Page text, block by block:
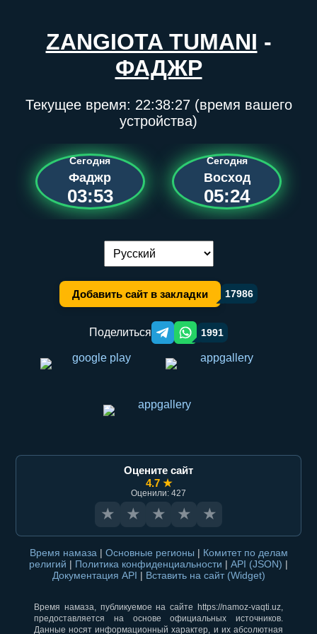
ZANGIOTA TUMANI -
ФАДЖР
Текущее время: 22:38:28(время вашего
устройства)
Сегодня
Фаджр
03:53
Сегодня
Восход
05:24
Переключение языка:
Добавить сайт в закладки 17986
Поделиться Telegram orqali ulashish
WhatsApp orqali ulashish
1991
Оцените сайт
4.7 ★
Оценили: 427
★ ★ ★ ★ ★
Время намаза | Основные регионы | Комитет по делам
религий | Политика конфиденциальности | API (JSON) |
Документация API | Вставить на сайт (Widget)
Время намаза, публикуемое на сайте https://namoz-vaqti.uz,
предоставляется на основе официальных источников.
Данные носят информационный характер, и их абсолютная